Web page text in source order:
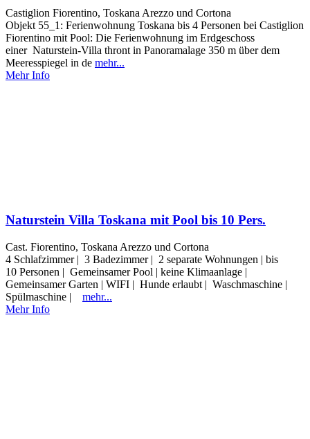
Castiglion Fiorentino, Toskana Arezzo und Cortona
Objekt 55_1: Ferienwohnung Toskana bis 4 Personen bei Castiglion
Fiorentino mit Pool: Die Ferienwohnung im Erdgeschoss
einer Naturstein-Villa thront in Panoramalage 350 m über dem
Meeresspiegel in de mehr...
Mehr Info
Naturstein Villa Toskana mit Pool bis 10 Pers.
Cast. Fiorentino, Toskana Arezzo und Cortona
4 Schlafzimmer | 3 Badezimmer | 2 separate Wohnungen | bis
10 Personen | Gemeinsamer Pool | keine Klimaanlage |
Gemeinsamer Garten | WIFI | Hunde erlaubt | Waschmaschine |
Spülmaschine | mehr...
Mehr Info